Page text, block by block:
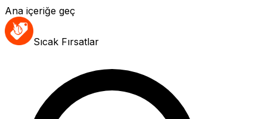
Ana içeriğe geç
Sıcak Fırsatlar